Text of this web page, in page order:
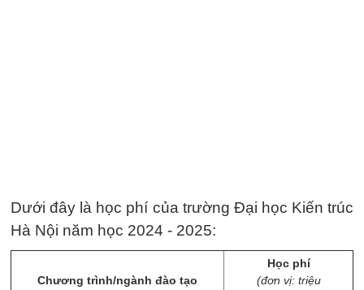
Dưới đây là học phí của trường Đại học Kiến trúc
Hà Nội năm học 2024 - 2025:
Chương trình/ngành đào tạo
Học phí
(đơn vị: triệu